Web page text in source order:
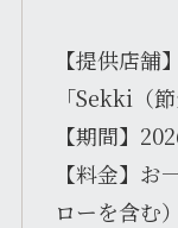
【提供店舗
「Sekki（
【期間】
【料金】お
ローを含む）